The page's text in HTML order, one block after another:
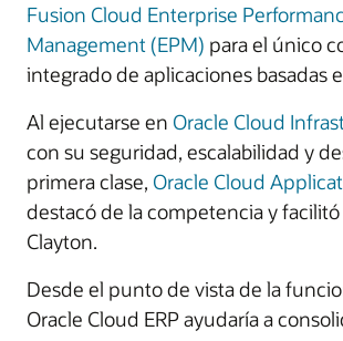
Fusion Cloud Enterprise
Management (EPM) para el único
integrado de aplicaciones basadas
Al ejecutarse en Oracle Cloud
con su seguridad, escalabilidad y
primera clase, Oracle Cloud
destacó de la competencia y
Clayton.
Desde el punto de vista de la
Oracle Cloud ERP ayudaría a